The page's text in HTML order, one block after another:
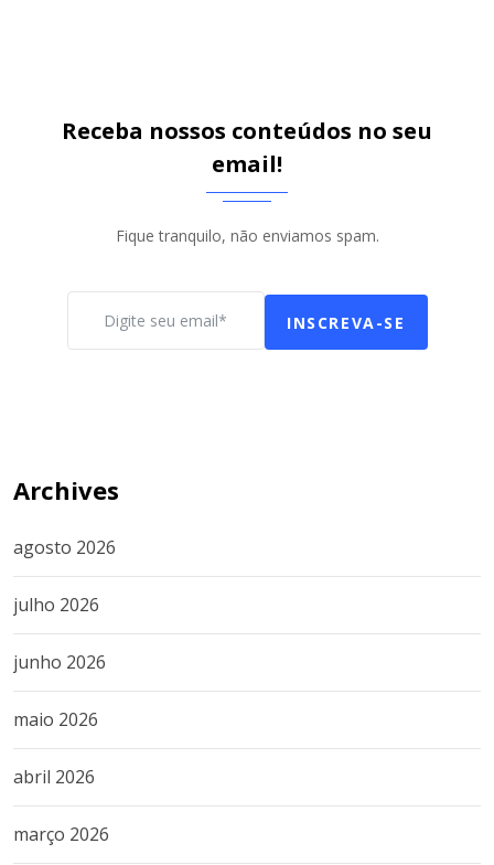
Receba nossos conteúdos no seu
email!
Fique tranquilo, não enviamos spam.
INSCREVA-SE
Archives
agosto 2026
julho 2026
junho 2026
maio 2026
abril 2026
março 2026